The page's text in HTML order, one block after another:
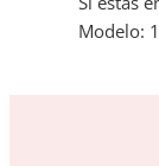
Modelo: